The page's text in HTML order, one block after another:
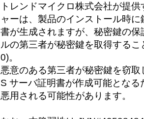
トレンドマイクロ株式会社が提
ャーは、製品のインストール時
書が生成されますが、秘密鍵の
ルの第三者が秘密鍵を取得する
0)。
悪意のある第三者が秘密鍵を窃
S サーバ証明書が作成可能とな
悪用される可能性があります。